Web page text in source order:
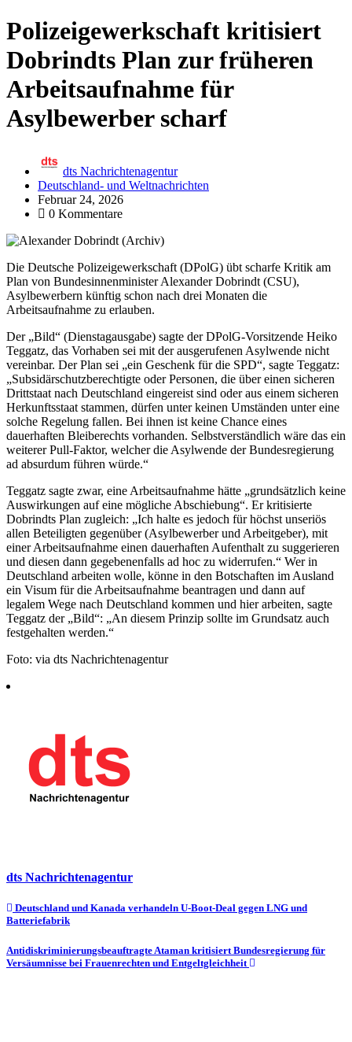
Polizeigewerkschaft kritisiert
Dobrindts Plan zur früheren
Arbeitsaufnahme für
Asylbewerber scharf
dts Nachrichtenagentur
Deutschland- und Weltnachrichten
Februar 24, 2026
0 Kommentare
Die Deutsche Polizeigewerkschaft (DPolG) übt scharfe Kritik am
Plan von Bundesinnenminister Alexander Dobrindt (CSU),
Asylbewerbern künftig schon nach drei Monaten die
Arbeitsaufnahme zu erlauben.
Der „Bild“ (Dienstagausgabe) sagte der DPolG-Vorsitzende Heiko
Teggatz, das Vorhaben sei mit der ausgerufenen Asylwende nicht
vereinbar. Der Plan sei „ein Geschenk für die SPD“, sagte Teggatz:
„Subsidärschutzberechtigte oder Personen, die über einen sicheren
Drittstaat nach Deutschland eingereist sind oder aus einem sicheren
Herkunftsstaat stammen, dürfen unter keinen Umständen unter eine
solche Regelung fallen. Bei ihnen ist keine Chance eines
dauerhaften Bleiberechts vorhanden. Selbstverständlich wäre das ein
weiterer Pull-Faktor, welcher die Asylwende der Bundesregierung
ad absurdum führen würde.“
Teggatz sagte zwar, eine Arbeitsaufnahme hätte „grundsätzlich keine
Auswirkungen auf eine mögliche Abschiebung“. Er kritisierte
Dobrindts Plan zugleich: „Ich halte es jedoch für höchst unseriös
allen Beteiligten gegenüber (Asylbewerber und Arbeitgeber), mit
einer Arbeitsaufnahme einen dauerhaften Aufenthalt zu suggerieren
und diesen dann gegebenenfalls ad hoc zu widerrufen.“ Wer in
Deutschland arbeiten wolle, könne in den Botschaften im Ausland
ein Visum für die Arbeitsaufnahme beantragen und dann auf
legalem Wege nach Deutschland kommen und hier arbeiten, sagte
Teggatz der „Bild“: „An diesem Prinzip sollte im Grundsatz auch
festgehalten werden.“
Foto: via dts Nachrichtenagentur
dts Nachrichtenagentur
Beitragsnavigation
Deutschland und Kanada verhandeln U-Boot-Deal gegen LNG und
Batteriefabrik
Antidiskriminierungsbeauftragte Ataman kritisiert Bundesregierung für
Versäumnisse bei Frauenrechten und Entgeltgleichheit